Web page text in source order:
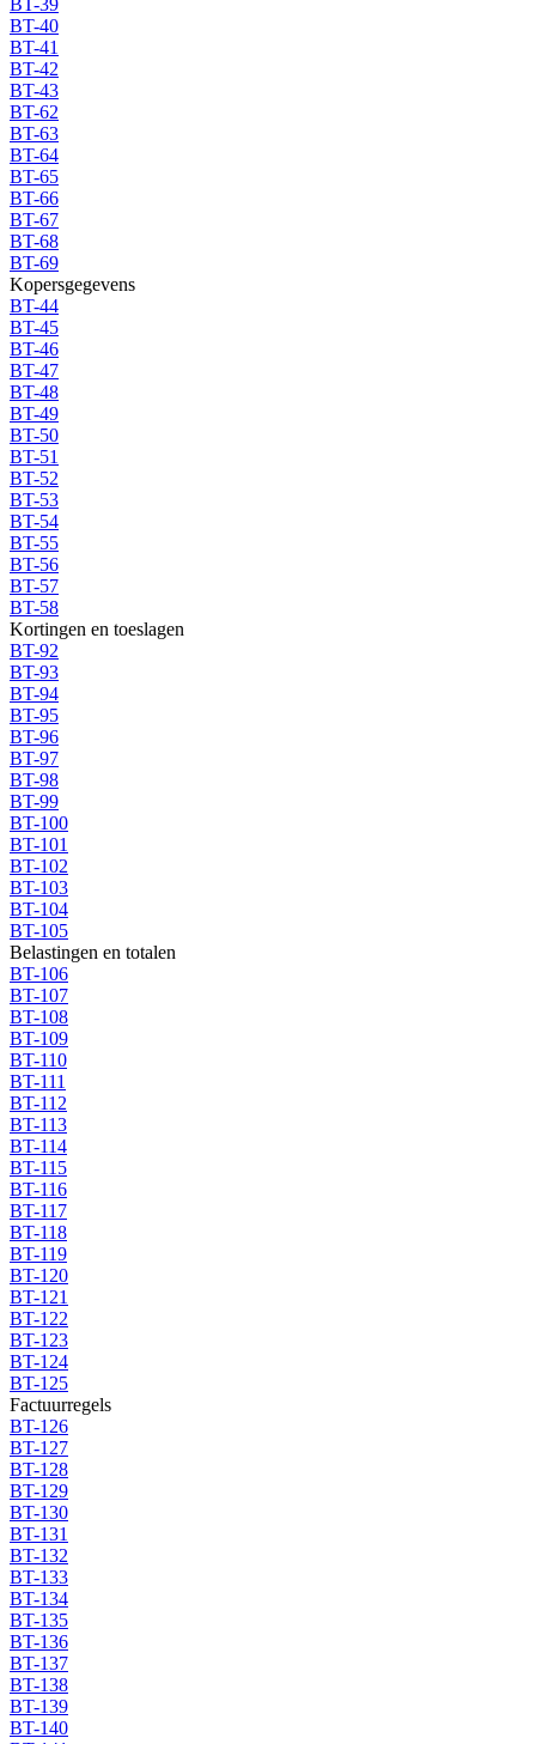
BT-39
BT-40
BT-41
BT-42
BT-43
BT-62
BT-63
BT-64
BT-65
BT-66
BT-67
BT-68
BT-69
Kopersgegevens
BT-44
BT-45
BT-46
BT-47
BT-48
BT-49
BT-50
BT-51
BT-52
BT-53
BT-54
BT-55
BT-56
BT-57
BT-58
Kortingen en toeslagen
BT-92
BT-93
BT-94
BT-95
BT-96
BT-97
BT-98
BT-99
BT-100
BT-101
BT-102
BT-103
BT-104
BT-105
Belastingen en totalen
BT-106
BT-107
BT-108
BT-109
BT-110
BT-111
BT-112
BT-113
BT-114
BT-115
BT-116
BT-117
BT-118
BT-119
BT-120
BT-121
BT-122
BT-123
BT-124
BT-125
Factuurregels
BT-126
BT-127
BT-128
BT-129
BT-130
BT-131
BT-132
BT-133
BT-134
BT-135
BT-136
BT-137
BT-138
BT-139
BT-140